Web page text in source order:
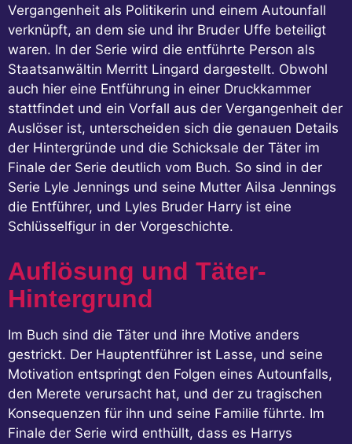
Vergangenheit als Politikerin und einem Autounfall
verknüpft, an dem sie und ihr Bruder Uffe beteiligt
waren. In der Serie wird die entführte Person als
Staatsanwältin Merritt Lingard dargestellt. Obwohl
auch hier eine Entführung in einer Druckkammer
stattfindet und ein Vorfall aus der Vergangenheit der
Auslöser ist, unterscheiden sich die genauen Details
der Hintergründe und die Schicksale der Täter im
Finale der Serie deutlich vom Buch. So sind in der
Serie Lyle Jennings und seine Mutter Ailsa Jennings
die Entführer, und Lyles Bruder Harry ist eine
Schlüsselfigur in der Vorgeschichte.
Auflösung und Täter-
Hintergrund
Im Buch sind die Täter und ihre Motive anders
gestrickt. Der Hauptentführer ist Lasse, und seine
Motivation entspringt den Folgen eines Autounfalls,
den Merete verursacht hat, und der zu tragischen
Konsequenzen für ihn und seine Familie führte. Im
Finale der Serie wird enthüllt, dass es Harrys